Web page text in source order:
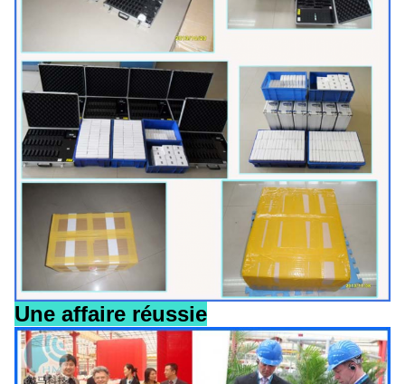
Une affaire réussie